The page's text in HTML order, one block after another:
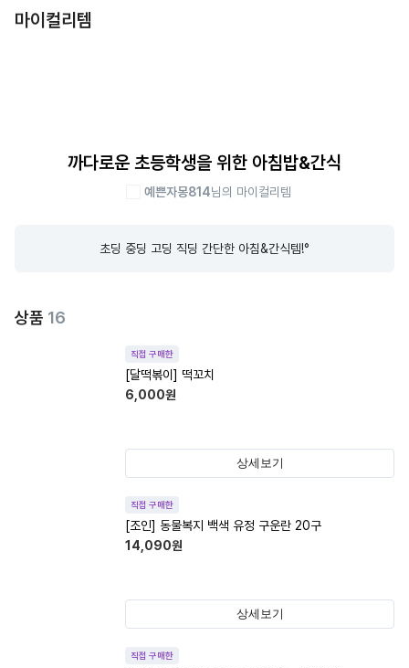
마이컬리템
까다로운 초등학생을 위한 아침밥&간식
예쁜자몽814님의 마이컬리템
초딩 중딩 고딩 직딩 간단한 아침&간식템!°
상품 16
직접 구매한
[달떡볶이] 떡꼬치
6,000원
상세보기
직접 구매한
[조인] 동물복지 백색 유정 구운란 20구
14,090원
상세보기
직접 구매한